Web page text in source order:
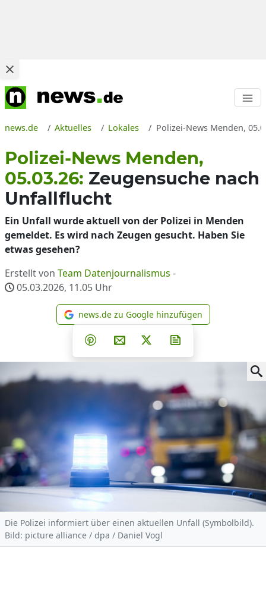
news.de Aktuelles Lokales Polizei-News Menden,
Polizei-News Menden,
05.03.26: Zeugensuche nach
Unfallflucht
Ein Unfall wurde aktuell von der Polizei in Menden
gemeldet. Es wird nach Zeugen gesucht. Haben Sie
etwas gesehen?
Erstellt von Team Datenjournalismus -
05.03.2026, 11.05 Uhr
news.de zu Google
news.de zu Google hinzufügen
Teilen auf Facebook
Teilen auf Whatsapp
Teilen auf Telegram
Teilen auf Pinterest
Per E-Mail teilen
Post auf X
Die Polizei informiert über einen aktuellen Unfall (Symbolbild).
Bild: picture alliance / dpa / Daniel Vogl